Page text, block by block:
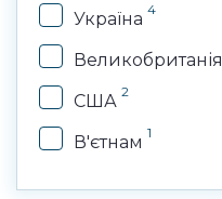
Україна 4
Великобританія
США 2
В'єтнам 1